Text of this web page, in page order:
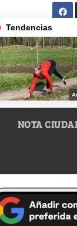
NOTA